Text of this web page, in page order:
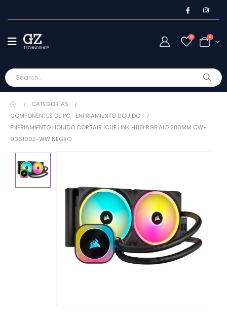
0 0
CATEGORÍAS
COMPONENTES DE PC, ENFRIAMIENTO LIQUIDO
ENFRIAMIENTO LIQUIDO CORSAIR ICUE LINK H115I RGB AIO 280MM CW-
9061002-WW NEGRO